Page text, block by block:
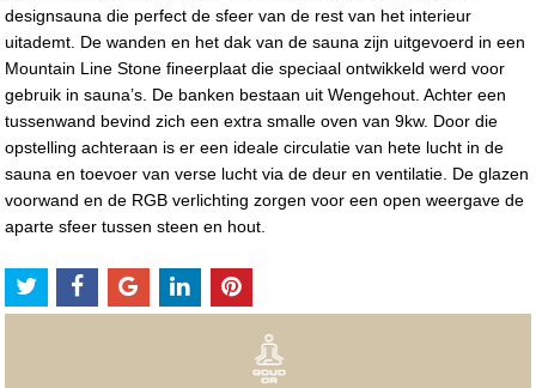
designsauna die perfect de sfeer van de rest van het interieur
uitademt. De wanden en het dak van de sauna zijn uitgevoerd in een
Mountain Line Stone fineerplaat die speciaal ontwikkeld werd voor
gebruik in sauna’s. De banken bestaan uit Wengehout. Achter een
tussenwand bevind zich een extra smalle oven van 9kw. Door die
opstelling achteraan is er een ideale circulatie van hete lucht in de
sauna en toevoer van verse lucht via de deur en ventilatie. De glazen
voorwand en de RGB verlichting zorgen voor een open weergave de
aparte sfeer tussen steen en hout.